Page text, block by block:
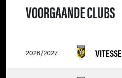
VOORGAANDE CLUBS
2026/2027 VITESSE